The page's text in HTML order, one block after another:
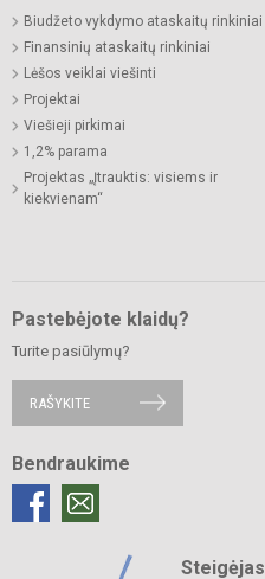
Biudžeto vykdymo ataskaitų rinkiniai
Finansinių ataskaitų rinkiniai
Lėšos veiklai viešinti
Projektai
Viešieji pirkimai
1,2% parama
Projektas „Įtrauktis: visiems ir
kiekvienam“
Pastebėjote klaidų?
Turite pasiūlymų?
RAŠYKITE
Bendraukime
Steigėjas